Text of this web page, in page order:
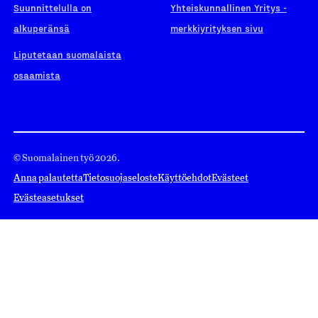
Suunnittelulla on
alkuperänsä
Liputetaan suomalaista
osaamista
Yhteiskunnallinen Yritys -
merkkiyrityksen sivu
© Suomalainen työ 2026.
Anna palautettaTietosuojaselosteKäyttöehdotEvästeet
Evästeasetukset